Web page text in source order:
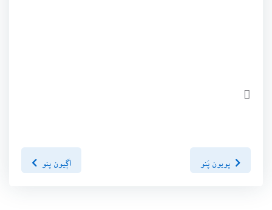

پويون پَنو اڳيون پنو